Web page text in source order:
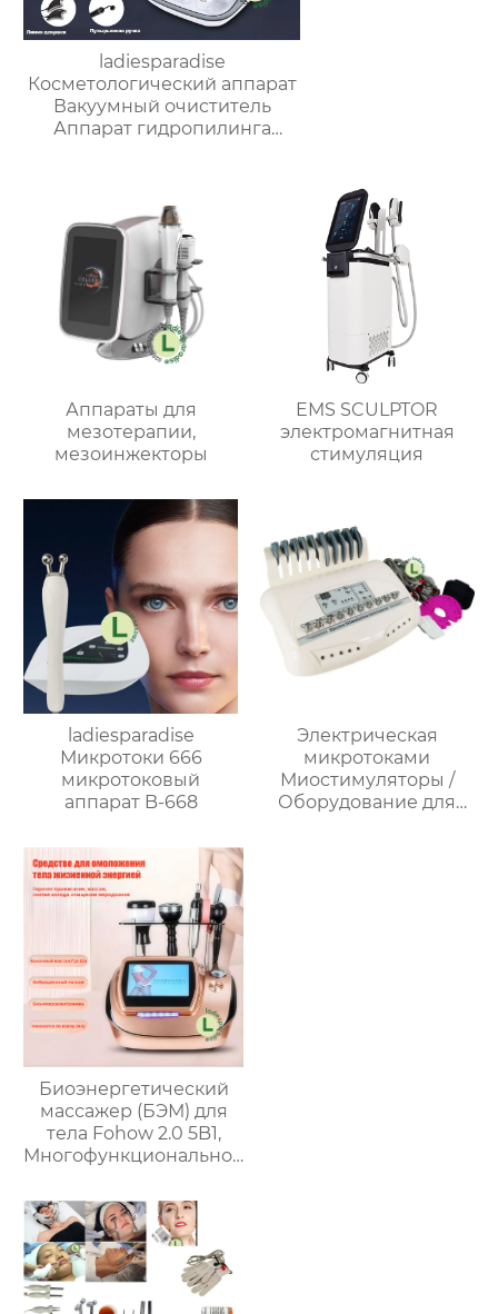
ladiesparadise
Косметологический аппарат
Вакуумный очиститель
Аппарат гидропилинга
очищающий кожу
Аппараты для
мезотерапии,
мезоинжекторы
EMS SCULPTOR
электромагнитная
стимуляция
ladiesparadise
Микротоки 666
микротоковый
аппарат B-668
Электрическая
микротоками
Миостимуляторы /
Оборудование для
Биоэнергетический
массажер (БЭМ) для
тела Fohow 2.0 5B1,
Многофункциональное
устройство ABK-653